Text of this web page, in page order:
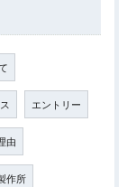
エントリー
由
作所